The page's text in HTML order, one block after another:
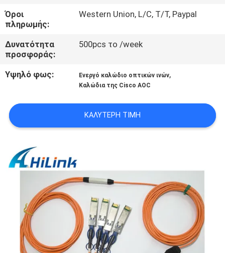
ΕΙΔΉΣΕΙΣ
ΥΠΟΘΈΣΕΙΣ
ΜΙΑ
ΠΡΟΣΦΟΡΆ
SITEMAP
ΠΟΛΙΤΙΚΉ
ΑΠΟΡΡΉΤΟΥ
Όροι
πληρωμής:
Western Union, L/C, T/T, Paypal
Δυνατότητα
προσφοράς:
500pcs το /week
Υψηλό φως: Ενεργό καλώδιο οπτικών ινών,
Καλώδια της Cisco AOC
ΚΑΛΎΤΕΡΗ ΤΙΜΉ